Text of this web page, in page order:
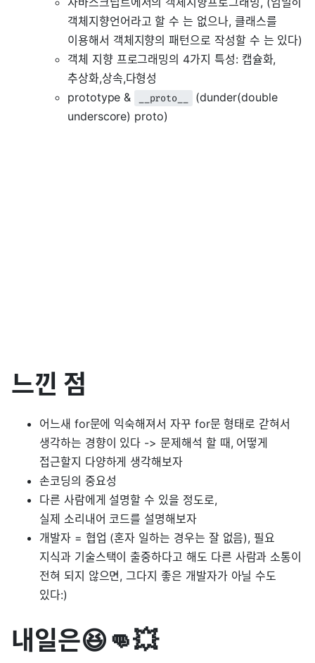
객체지향언어라고 할 수 는 없으나, 클래스를
이용해서 객체지향의 패턴으로 작성할 수 는 있다)
객체 지향 프로그래밍의 4가지 특성: 캡슐화,
추상화,상속,다형성
prototype &
__proto__
(dunder(double
underscore) proto)
느낀 점
어느새 for문에 익숙해져서 자꾸 for문 형태로 갇혀서
생각하는 경향이 있다 -> 문제해석 할 때, 어떻게
접근할지 다양하게 생각해보자
손코딩의 중요성
다른 사람에게 설명할 수 있을 정도로,
실제 소리내어 코드를 설명해보자
개발자 = 협업 (혼자 일하는 경우는 잘 없음), 필요
지식과 기술스택이 출중하다고 해도 다른 사람과 소통이
전혀 되지 않으면, 그다지 좋은 개발자가 아닐 수도
있다:)
내일은😆👊💥